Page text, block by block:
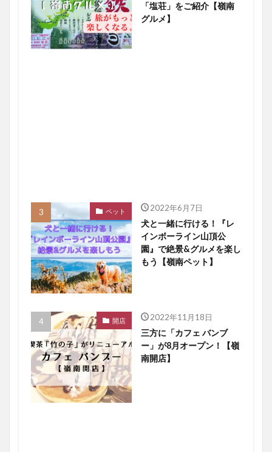
「塩荘」をご紹介【嶺南
グルメ】
ペット 2022年6月7日
犬と一緒に行ける！『レ
インボーライン山頂公
園』で絶景&グルメを楽し
もう【嶺南ペット】
開店 2022年11月18日
三方に「カフェ バンブ
ー」が8月オープン！【嶺
南開店】